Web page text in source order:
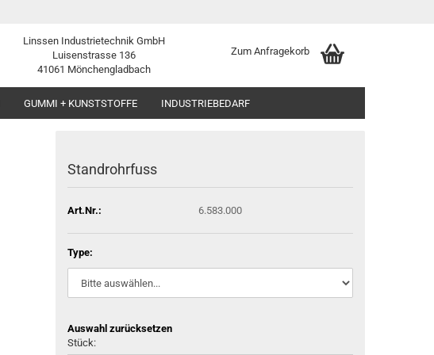
Linssen Industrietechnik GmbH
Luisenstrasse 136
41061 Mönchengladbach
Zum Anfragekorb
GUMMI + KUNSTSTOFFE INDUSTRIEBEDARF
Standrohrfuss
Art.Nr.: 6.583.000
Type:
Auswahl zurücksetzen
Stück: